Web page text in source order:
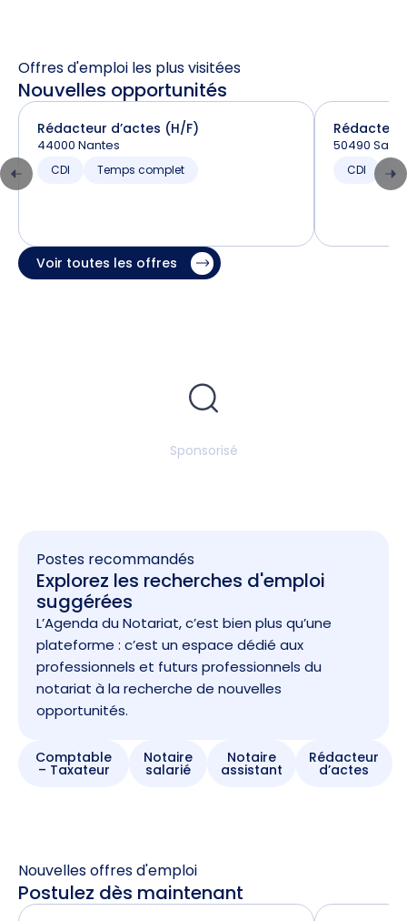
Offres d'emploi les plus visitées
Nouvelles opportunités
Rédacteur d’actes (H/F)
44000 Nantes
CDI Temps complet
Rédacteur
50490
CDI
Voir toutes les offres
Sponsorisé
Postes recommandés
Explorez les recherches d'emploi
suggérées
L’Agenda du Notariat, c’est bien plus qu’une
plateforme : c’est un espace dédié aux
professionnels et futurs professionnels du
notariat à la recherche de nouvelles
opportunités.
Comptable
– Taxateur
Notaire
salarié
Notaire
assistant
Rédacteur
d’actes
Nouvelles offres d'emploi
Postulez dès maintenant